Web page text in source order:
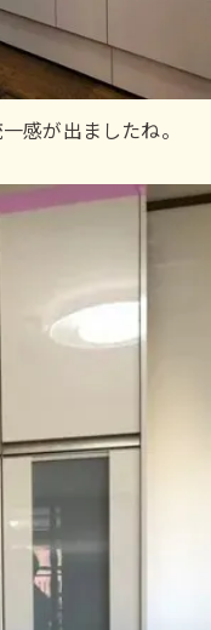
感が出ましたね。